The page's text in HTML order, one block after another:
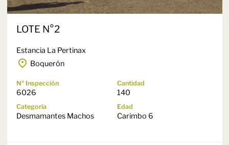
LOTE N°2
Estancia La Pertinax
Boquerón
Nº Inspección
6026
Cantidad
140
Categoría
Desmamantes Machos
Edad
Carimbo 6